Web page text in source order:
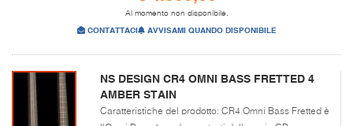
Al momento non disponibile.
CONTATTACI AVVISAMI QUANDO DISPONIBILE
NS DESIGN CR4 OMNI BASS FRETTED 4
AMBER STAIN
Caratteristiche del prodotto: CR4 Omni Bass Fretted è